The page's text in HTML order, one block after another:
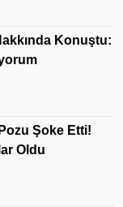
Konuştu:
Şoke Etti!
Oldu